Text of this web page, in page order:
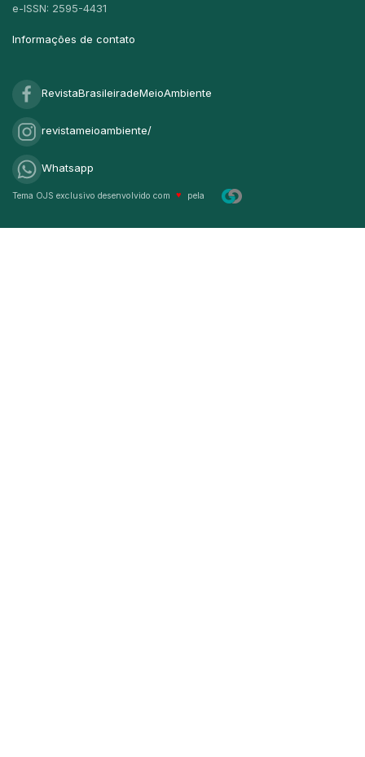
e-ISSN: 2595-4431
Informações de contato
RevistaBrasileiradeMeioAmbiente
revistameioambiente/
Whatsapp
Tema OJS exclusivo desenvolvido com ♥ pela